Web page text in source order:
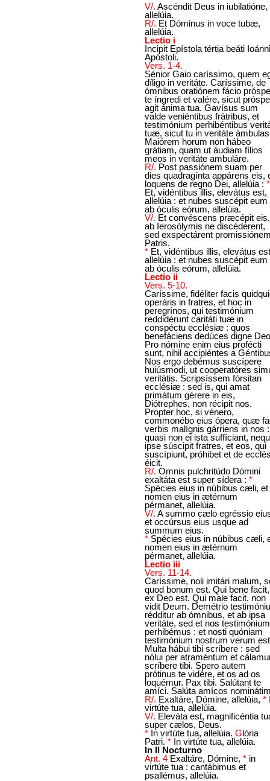
V/. Ascéndit Deus in iubilatióne,
allelúia.
R/. Et Dóminus in voce tubæ,
allelúia.
Lectio i
Incipit Epístola tértia beáti
Apóstoli.
Vers. 1-4.
Sénior Gaio caríssimo, quem
díligo in veritáte. Caríssime, de
ómnibus oratiónem fácio
te íngredi et valére, sicut
agit ánima tua. Gavísus sum
valde veniéntibus frátribus, et
testimónium perhibéntibus
tuæ, sicut tu in veritáte
Maiórem horum non hábeo
grátiam, quam ut áudiam fílios
meos in veritáte ambuláre.
R/. Post passiónem suam per
dies quadragínta appárens eis,
loquens de regno Dei, allelúia : *
Et, vidéntibus illis, elevátus est,
allelúia : et nubes suscépit eum
ab óculis eórum, allelúia.
V/. Et convéscens præcépit eis,
ab Ierosólymis ne discéderent,
sed exspectárent
Patris.
* Et, vidéntibus illis, elevátus
allelúia : et nubes suscépit eum
ab óculis eórum, allelúia.
Lectio ii
Vers. 5-10.
Caríssime, fidéliter facis
operáris in fratres, et hoc in
peregrínos, qui testimónium
reddidérunt caritáti tuæ in
conspéctu ecclésiæ : quos
benefáciens dedúces digne
Pro nómine enim eius profécti
sunt, nihil accipiéntes a
Nos ergo debémus suscípere
huiúsmodi, ut cooperatóres
veritátis. Scripsíssem fórsitan
ecclésiæ : sed is, qui amat
primátum gérere in eis,
Diótrephes, non récipit nos.
Propter hoc, si vénero,
commonébo eius ópera, quæ
verbis malígnis gárriens in nos
quasi non ei ista suffíciant,
ipse súscipit fratres, et eos, qui
suscípiunt, próhibet et de
éicit.
R/. Omnis pulchritúdo Dómini
exaltáta est super sídera : *
Spécies eius in núbibus cæli, et
nomen eius in ætérnum
pérmanet, allelúia.
V/. A summo cælo egréssio
et occúrsus eius usque ad
summum eius.
* Spécies eius in núbibus cæli,
nomen eius in ætérnum
pérmanet, allelúia.
Lectio iii
Vers. 11-14.
Caríssime, noli imitári malum,
quod bonum est. Qui bene facit,
ex Deo est. Qui male facit, non
vidit Deum. Demétrio
rédditur ab ómnibus, et ab ipsa
veritáte, sed et nos testimónium
perhibémus : et nosti quóniam
testimónium nostrum verum
Multa hábui tibi scríbere : sed
nólui per atraméntum et
scríbere tibi. Spero autem
prótinus te vidére, et os ad os
loquémur. Pax tibi. Salútant te
amíci. Salúta amícos
R/. Exaltáre, Dómine, allelúia, *
virtúte tua, allelúia.
V/. Eleváta est, magnificéntia
super cælos, Deus.
* In virtúte tua, allelúia. Glória
Patri. * In virtúte tua, allelúia.
In II Nocturno
Ant. 4 Exaltáre, Dómine, * in
virtúte tua : cantábimus et
psallémus, allelúia.